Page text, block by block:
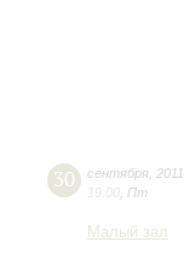
30 сентября 2011
19:00 Пт
Малый зал